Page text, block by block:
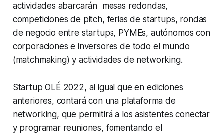
actividades abarcarán mesas redondas,
competiciones de pitch, ferias de startups, rondas
de negocio entre startups, PYMEs, autónomos con
corporaciones e inversores de todo el mundo
(matchmaking) y actividades de networking.
Startup OLÉ 2022, al igual que en ediciones
anteriores, contará con una plataforma de
networking, que permitirá a los asistentes conectar
y programar reuniones, fomentando el